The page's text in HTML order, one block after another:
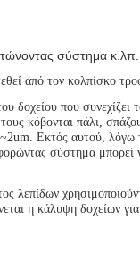
σύστημα κ.λπ.
από τον κολπίσκο
δοχείου που
κόβονται πάλι,
Εκτός αυτού,
σύστημα
λεπίδων
η κάλυψη δοχείων